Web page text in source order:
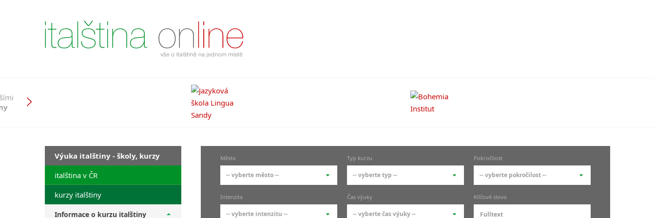
Výuka italštiny - školy, kurzy
italština v ČR
kurzy italštiny
Informace o kurzu italštiny
Město
-- vyberte město --
-- vyberte město --
pražské městské části
Typ kurzu
-- vyberte typ --
-- vyberte typ --
základní členění kurzů
Pokročilost
-- vyberte pokročilost --
-- vyberte pokročilost --
Intenzita
-- vyberte intenzitu --
Čas výuky
-- vyberte čas výuky --
Klíčové slovo